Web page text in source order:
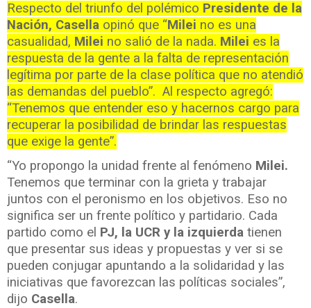
Respecto del triunfo del polémico Presidente de la
Nación, Casella opinó que “Milei no es una
casualidad, Milei no salió de la nada. Milei es la
respuesta de la gente a la falta de representación
legítima por parte de la clase política que no atendió
las demandas del pueblo”. Al respecto agregó:
“Tenemos que entender eso y hacernos cargo para
recuperar la posibilidad de brindar las respuestas
que exige la gente”.
“Yo propongo la unidad frente al fenómeno Milei.
Tenemos que terminar con la grieta y trabajar
juntos con el peronismo en los objetivos. Eso no
significa ser un frente político y partidario. Cada
partido como el PJ, la UCR y la izquierda tienen
que presentar sus ideas y propuestas y ver si se
pueden conjugar apuntando a la solidaridad y las
iniciativas que favorezcan las políticas sociales”,
dijo Casella.